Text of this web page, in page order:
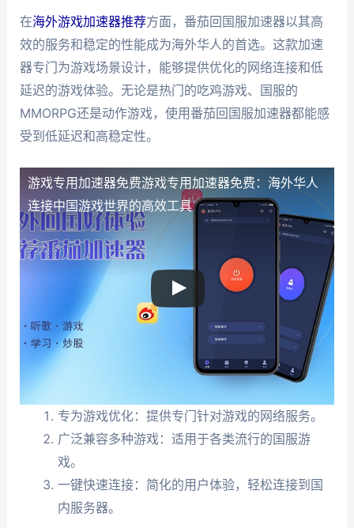
在海外游戏加速器推荐方面，番茄回国服加速器以其高
效的服务和稳定的性能成为海外华人的首选。这款加速
器专门为游戏场景设计，能够提供优化的网络连接和低
延迟的游戏体验。无论是热门的吃鸡游戏、国服的
MMORPG还是动作游戏，使用番茄回国服加速器都能感
受到低延迟和高稳定性。
游戏专用加速器免费游戏专用加速器免费：海外华人
连接中国游戏世界的高效工具
专为游戏优化：提供专门针对游戏的网络服务。
广泛兼容多种游戏：适用于各类流行的国服游
戏。
一键快速连接：简化的用户体验，轻松连接到国
内服务器。